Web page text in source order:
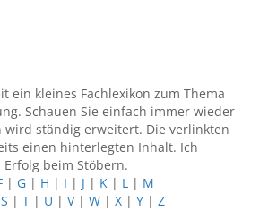
ein kleines Fachlexikon zum Thema
Schauen Sie einfach immer wieder
wird ständig erweitert. Die verlinkten
einen hinterlegten Inhalt. Ich
beim Stöbern.
| G | H | I | J | K | L | M
S | T | U | V| W | X | Y | Z